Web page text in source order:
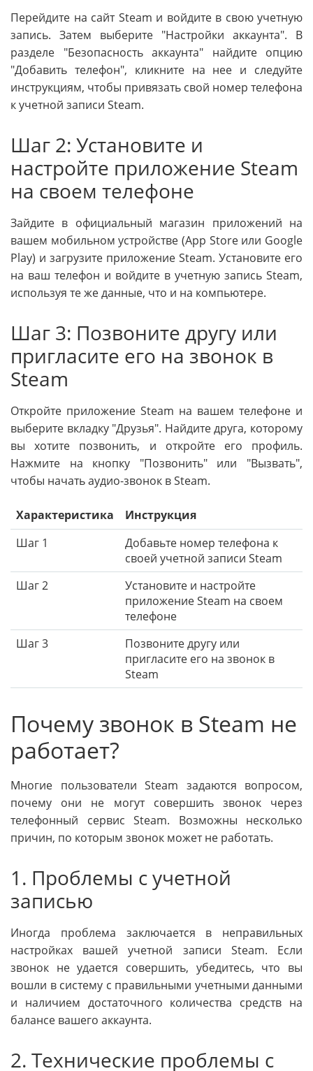
Перейдите на сайт Steam и войдите в свою учетную
запись. Затем выберите "Настройки аккаунта". В
разделе "Безопасность аккаунта" найдите опцию
"Добавить телефон", кликните на нее и следуйте
инструкциям, чтобы привязать свой номер телефона
к учетной записи Steam.
Шаг 2: Установите и
настройте приложение Steam
на своем телефоне
Зайдите в официальный магазин приложений на
вашем мобильном устройстве (App Store или Google
Play) и загрузите приложение Steam. Установите его
на ваш телефон и войдите в учетную запись Steam,
используя те же данные, что и на компьютере.
Шаг 3: Позвоните другу или
пригласите его на звонок в
Steam
Откройте приложение Steam на вашем телефоне и
выберите вкладку "Друзья". Найдите друга, которому
вы хотите позвонить, и откройте его профиль.
Нажмите на кнопку "Позвонить" или "Вызвать",
чтобы начать аудио-звонок в Steam.
Характеристика
Инструкция
Шаг 1
Добавьте номер телефона к
своей учетной записи Steam
Шаг 2
Установите и настройте
приложение Steam на своем
телефоне
Шаг 3
Позвоните другу или
пригласите его на звонок в
Steam
Почему звонок в Steam не
работает?
Многие пользователи Steam задаются вопросом,
почему они не могут совершить звонок через
телефонный сервис Steam. Возможны несколько
причин, по которым звонок может не работать.
1. Проблемы с учетной
записью
Иногда проблема заключается в неправильных
настройках вашей учетной записи Steam. Если
звонок не удается совершить, убедитесь, что вы
вошли в систему с правильными учетными данными
и наличием достаточного количества средств на
балансе вашего аккаунта.
2. Технические проблемы с